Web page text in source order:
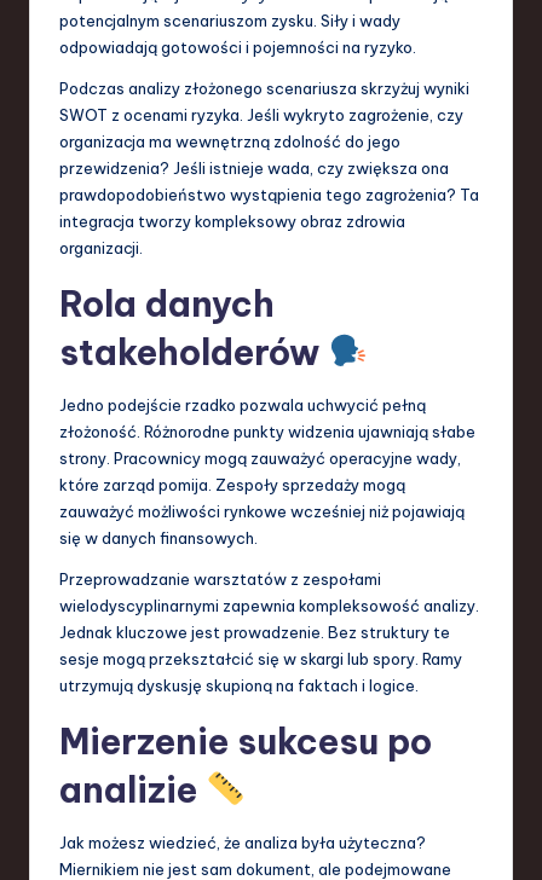
potencjalnym scenariuszom zysku. Siły i wady
odpowiadają gotowości i pojemności na ryzyko.
Podczas analizy złożonego scenariusza skrzyżuj wyniki
SWOT z ocenami ryzyka. Jeśli wykryto zagrożenie, czy
organizacja ma wewnętrzną zdolność do jego
przewidzenia? Jeśli istnieje wada, czy zwiększa ona
prawdopodobieństwo wystąpienia tego zagrożenia? Ta
integracja tworzy kompleksowy obraz zdrowia
organizacji.
Rola danych
stakeholderów
Jedno podejście rzadko pozwala uchwycić pełną
złożoność. Różnorodne punkty widzenia ujawniają słabe
strony. Pracownicy mogą zauważyć operacyjne wady,
które zarząd pomija. Zespoły sprzedaży mogą
zauważyć możliwości rynkowe wcześniej niż pojawiają
się w danych finansowych.
Przeprowadzanie warsztatów z zespołami
wielodyscyplinarnymi zapewnia kompleksowość analizy.
Jednak kluczowe jest prowadzenie. Bez struktury te
sesje mogą przekształcić się w skargi lub spory. Ramy
utrzymują dyskusję skupioną na faktach i logice.
Mierzenie sukcesu po
analizie
Jak możesz wiedzieć, że analiza była użyteczna?
Miernikiem nie jest sam dokument, ale podejmowane